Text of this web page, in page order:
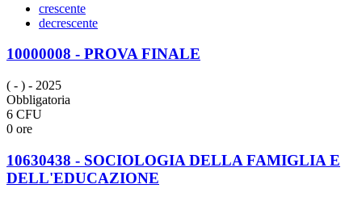
crescente
decrescente
10000008 - PROVA FINALE
( - ) - 2025
Obbligatoria
6 CFU
0 ore
10630438 - SOCIOLOGIA DELLA FAMIGLIA E
DELL'EDUCAZIONE